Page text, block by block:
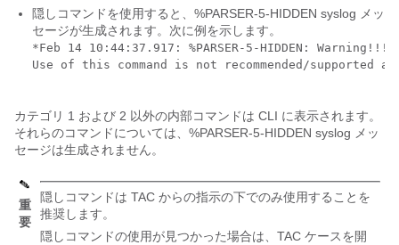
隠しコマンドを使用すると、%PARSER-5-HIDDEN syslog メッ
セージが生成されます。次に例を示します。
*Feb 14 10:44:37.917: %PARSER-5-HIDDEN:
Use of this command is not recommended/supported
カテゴリ 1 および 2 以外の内部コマンドは CLI に表示されます。
それらのコマンドについては、%PARSER-5-HIDDEN syslog メッ
セージは生成されません。
重
要
隠しコマンドは TAC からの指示の下でのみ使用することを
推奨します。
隠しコマンドの使用が見つかった場合は、TAC ケースを開